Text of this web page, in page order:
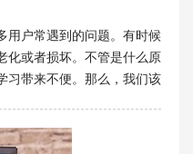
用户常遇到的问题。有时候
化或者损坏。不管是什么原
习带来不便。那么，我们该